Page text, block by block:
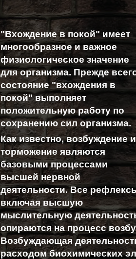
"Вхождение в покой" имеет
многообразное и важное
физиологическое значение
для организма. Прежде
состояние "вхождения в
покой" выполняет
положительную работу по
сохранению сил организма.
Как известно, возбуждение и
торможение являются
базовыми процессами
высшей нервной
деятельности. Все
включая высшую
мыслительную
опираются на процесс
Возбуждающая
расходом биохимических